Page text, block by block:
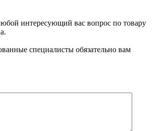
интересующий вас вопрос по товару
специалисты обязательно вам